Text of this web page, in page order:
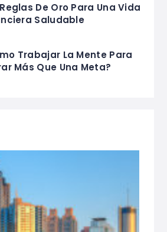
De Oro Para Una Vida
Saludable
Trabajar La Mente Para
Más Que Una Meta?